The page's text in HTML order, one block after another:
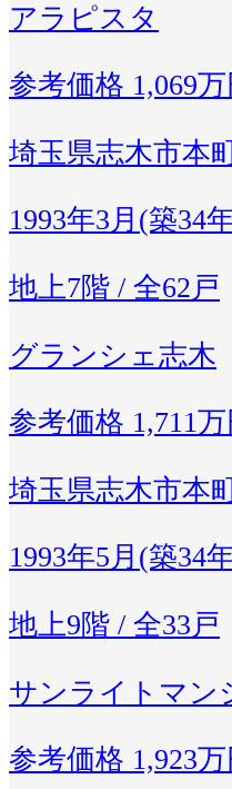
アラピスタ
参考価格 1,069
埼玉県志木市本
1993年3月(築34
地上7階 / 全62戸
グランシェ志木
参考価格 1,711
埼玉県志木市本
1993年5月(築34
地上9階 / 全33戸
サンライトマン
参考価格 1,923